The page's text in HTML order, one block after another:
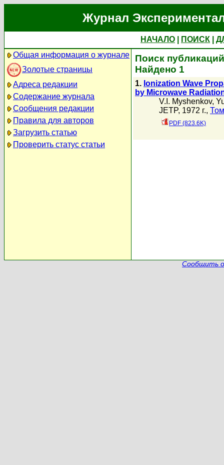
Журнал
НАЧАЛО ПОИСК
Общая информация о журнале
Золотые страницы
Адреса редакции
Содержание журнала
Сообщения редакции
Правила для авторов
Загрузить статью
Проверить статус статьи
Поиск
Найдено 1
1. Ionization Wave
by Microwave
V.I. Myshenkov,
JETP, 1972 г.,
PDF (823.6K)
Сообщить о